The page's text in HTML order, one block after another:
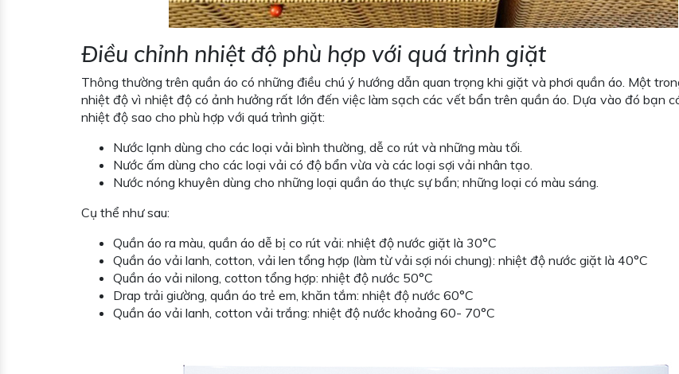
Điều chỉnh nhiệt độ phù hợp với quá trình giặt
Thông thường trên quần áo có những điều chú ý hướng dẫn quan trọng khi giặt và phơi quần áo. Một
nhiệt độ vì nhiệt độ có ảnh hưởng rất lớn đến việc làm sạch các vết bẩn trên quần áo. Dựa vào đó bạn
nhiệt độ sao cho phù hợp với quá trình giặt:
Nước lạnh dùng cho các loại vải bình thường, dễ co rút và những màu tối.
Nước ấm dùng cho các loại vải có độ bẩn vừa và các loại sợi vải nhân tạo.
Nước nóng khuyên dùng cho những loại quần áo thực sự bẩn; những loại có màu sáng.
Cụ thể như sau:
Quần áo ra màu, quần áo dễ bị co rút vải: nhiệt độ nước giặt là 30°C
Quần áo vải lanh, cotton, vải len tổng hợp (làm từ vải sợi nói chung): nhiệt độ nước giặt là 40°C
Quần áo vải nilong, cotton tổng hợp: nhiệt độ nước 50°C
Drap trải giường, quần áo trẻ em, khăn tắm: nhiệt độ nước 60°C
Quần áo vải lanh, cotton vải trắng: nhiệt độ nước khoảng 60- 70°C